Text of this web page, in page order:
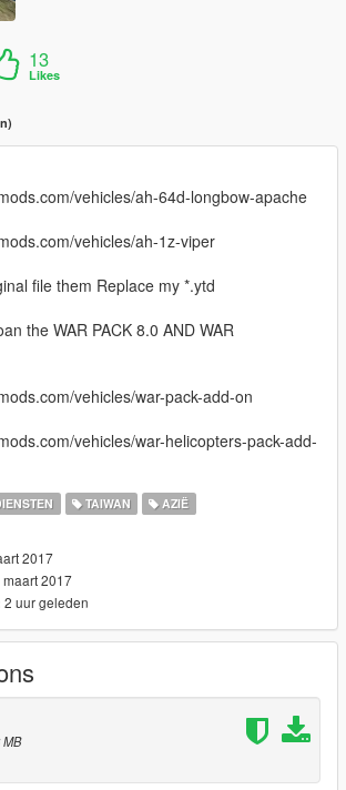
13
Likes
vehicles/ah-64d-longbow-apache
vehicles/ah-1z-viper
file them Replace my *.ytd
the WAR PACK 8.0 AND WAR
vehicles/war-pack-add-on
vehicles/war-helicopters-pack-add-
TAIWAN AZIË
2017
maart 2017
2 uur geleden
MB